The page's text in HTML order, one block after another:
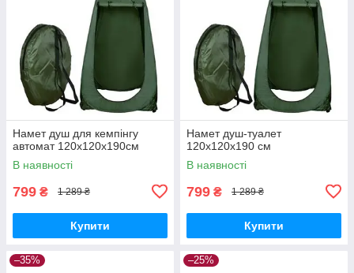
Намет душ для кемпінгу
автомат 120x120x190см
В наявності
799 ₴ 1 289 ₴
Купити
Намет душ-туалет
120x120x190 см
В наявності
799 ₴ 1 289 ₴
Купити
–35% –25%